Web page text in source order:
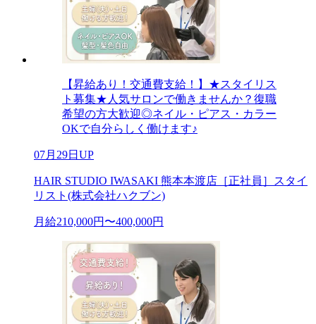
【昇給あり！交通費支給！】★スタイリス
ト募集★人気サロンで働きませんか？復職
希望の方大歓迎◎ネイル・ピアス・カラー
OKで自分らしく働けます♪
07月29日UP
HAIR STUDIO IWASAKI 熊本本渡店［正社員］スタイ
リスト(株式会社ハクブン)
月給210,000円〜400,000円